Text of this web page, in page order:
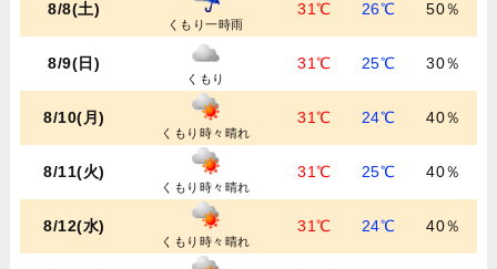
8/8(土)
くもり一時雨
31℃ 26℃ 50％
8/9(日)
くもり
31℃ 25℃ 30％
8/10(月)
くもり時々晴れ
31℃ 24℃ 40％
8/11(火)
くもり時々晴れ
31℃ 25℃ 40％
8/12(水)
くもり時々晴れ
31℃ 24℃ 40％